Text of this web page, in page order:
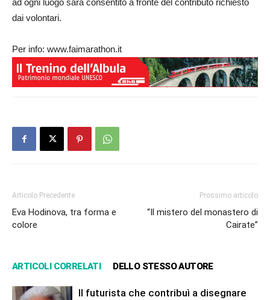
ad ogni luogo sarà consentito a fronte del contributo richiesto
dai volontari.
Per info: www.faimarathon.it
Articolo Precedente
Eva Hodinova, tra forma e
colore
Prossimo articolo
“Il mistero del monastero di
Cairate”
ARTICOLI CORRELATI DELLO STESSO AUTORE
Il futurista che contribuì a disegnare